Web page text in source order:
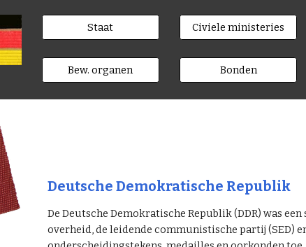
Staat
Bew. organen
Civiele ministeries
Bonden
Deutsche Demokratische Republik
De Deutsche Demokratische Republik (DDR) was
overheid, de leidende communistische partij (SED)